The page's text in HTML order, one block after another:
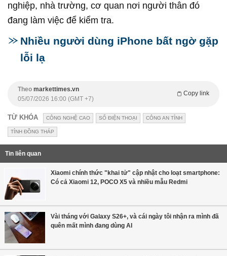
nghiệp, nhà trường, cơ quan nơi người thân đó
đang làm việc để kiểm tra.
Nhiều người dùng iPhone bất ngờ gặp
lỗi lạ
Theo markettimes.vn
Copy link
05/07/2026 16:00 (GMT +7)
TỪ KHÓA CÔNG NGHỆ CAO SỐ ĐIỆN THOẠI CÔNG AN TỈNH
TỈNH ĐỒNG THÁP
Tin liên quan
Xiaomi chính thức "khai tử" cập nhật cho loạt smartphone:
Có cả Xiaomi 12, POCO X5 và nhiều mẫu Redmi
Vài tháng với Galaxy S26+, và cái ngày tôi nhận ra mình đã
quên mất mình đang dùng AI